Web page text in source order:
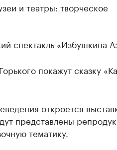
и театры: творческое
спектакль «Избушкина
покажут сказку
откроется
представлены
тематику.